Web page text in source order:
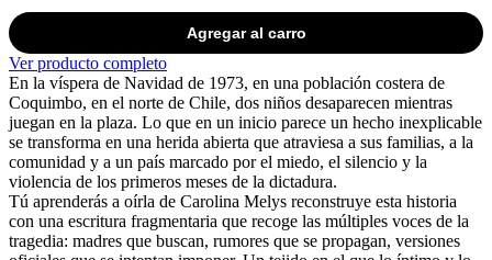
Agregar al carro
Ver producto completo
En la víspera de Navidad de 1973, en una población costera de
Coquimbo, en el norte de Chile, dos niños desaparecen mientras
juegan en la plaza. Lo que en un inicio parece un hecho inexplicable
se transforma en una herida abierta que atraviesa a sus familias, a la
comunidad y a un país marcado por el miedo, el silencio y la
violencia de los primeros meses de la dictadura.
Tú aprenderás a oírla de Carolina Melys reconstruye esta historia
con una escritura fragmentaria que recoge las múltiples voces de la
tragedia: madres que buscan, rumores que se propagan, versiones